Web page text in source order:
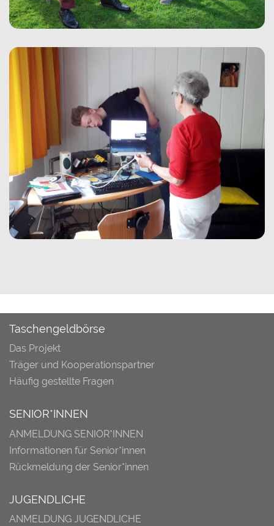
Taschengeldbörse
Das Projekt
Träger und Kooperationspartner
Häufig gestellte Fragen
SENIOR*INNEN
ANMELDUNG SENIOR*INNEN
Informationen für Senior*innen
Rückmeldung der Senior*innen
JUGENDLICHE
ANMELDUNG JUGENDLICHE